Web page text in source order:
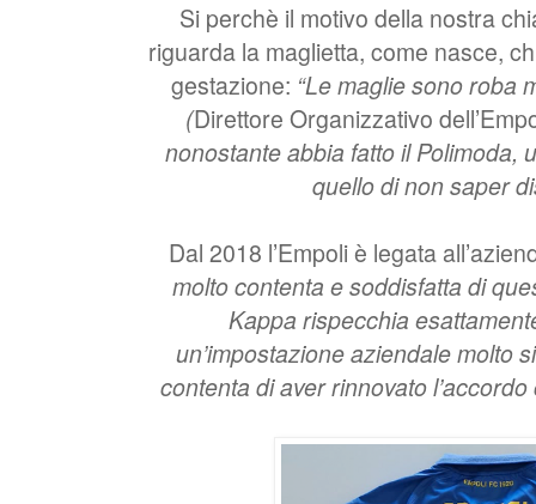
Si perchè il motivo della nostra
riguarda la maglietta, come nasce,
gestazione: “Le maglie sono roba
(Direttore Organizzativo
nonostante abbia fatto il Polimoda,
quello di non saper
Dal 2018 l’Empoli è legata
molto contenta e soddisfatta di
Kappa rispecchia
un’impostazione aziendale molto
contenta di aver rinnovato